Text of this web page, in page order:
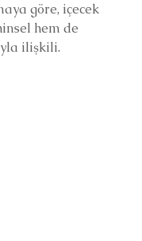
göre, içecek
hem de
ilişkili.